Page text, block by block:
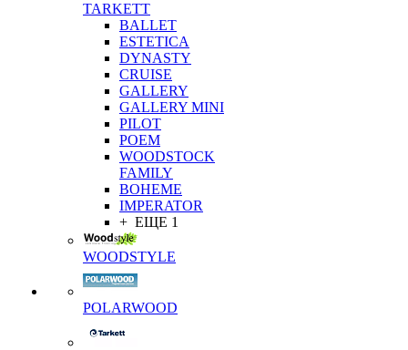
TARKETT
BALLET
ESTETICA
DYNASTY
CRUISE
GALLERY
GALLERY MINI
PILOT
POEM
WOODSTOCK
FAMILY
BOHEME
IMPERATOR
+ ЕЩЕ 1
WOODSTYLE
POLARWOOD